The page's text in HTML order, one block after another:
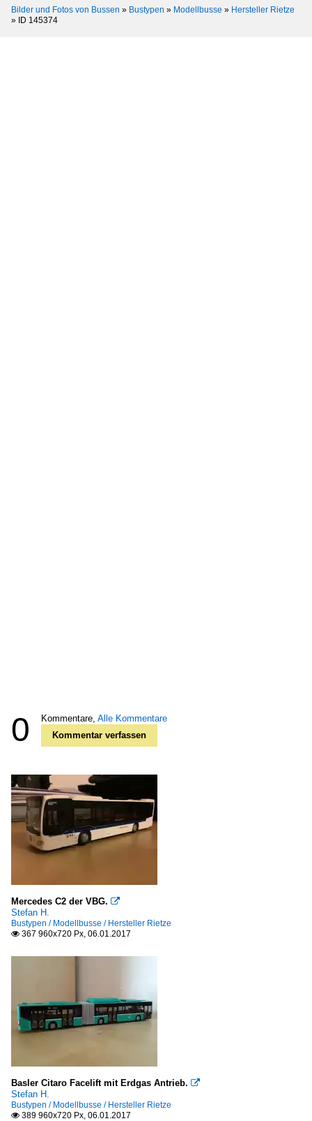
Bilder und Fotos von Bussen » Bustypen » Modellbusse » Hersteller Rietze
» ID 145374
0 Kommentare, Alle Kommentare
Kommentar verfassen
Mercedes C2 der VBG. 
Stefan H.
Bustypen / Modellbusse / Hersteller Rietze
 367 960x720 Px, 06.01.2017
Basler Citaro Facelift mit Erdgas Antrieb. 
Stefan H.
Bustypen / Modellbusse / Hersteller Rietze
 389 960x720 Px, 06.01.2017